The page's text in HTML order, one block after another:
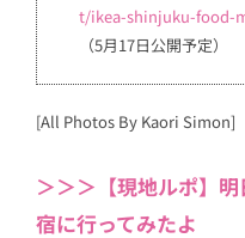
t/ikea-shinjuku-food-
（5月17日公開予定）
[All Photos By Kaori Simon]
＞＞＞【現地ルポ】
宿に行ってみたよ